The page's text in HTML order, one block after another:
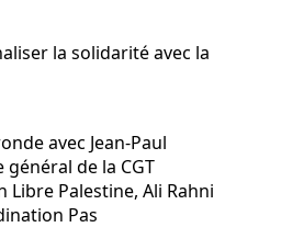
la solidarité avec la
avec Jean-Paul
de la CGT
Libre Palestine, Ali Rahni
Pas